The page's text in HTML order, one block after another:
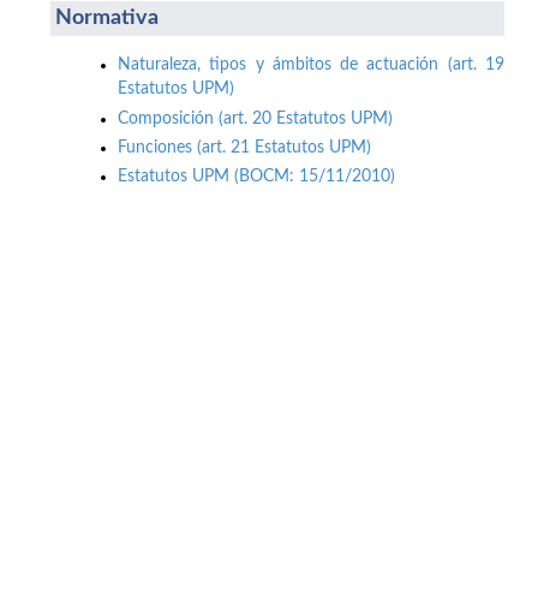
Normativa
Naturaleza, tipos y ámbitos de actuación (art. 19
Estatutos UPM)
Composición (art. 20 Estatutos UPM)
Funciones (art. 21 Estatutos UPM)
Estatutos UPM (BOCM: 15/11/2010)